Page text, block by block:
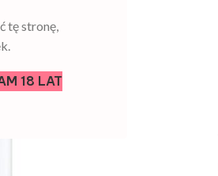
tę stronę,
18 LAT